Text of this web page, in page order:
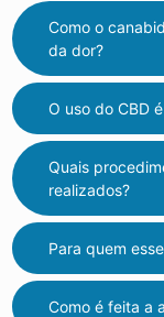
Como o
da dor?
O uso do CBD
Quais
realizados?
Para quem
Como é feita a